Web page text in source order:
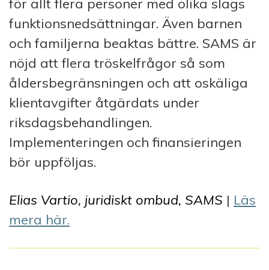
funktionsnedsättningar. Även barnen
och familjerna beaktas bättre. SAMS är
nöjd att flera tröskelfrågor så som
åldersbegränsningen och att oskäliga
klientavgifter åtgärdats under
riksdagsbehandlingen.
Implementeringen och finansieringen
bör uppföljas.
Elias Vartio, juridiskt ombud, SAMS | Läs
mera här.